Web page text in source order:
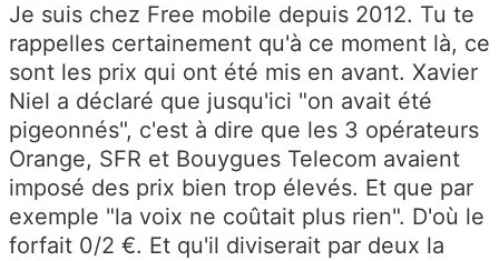
Je suis chez Free mobile depuis 2012. Tu te
rappelles certainement qu'à ce moment là, ce
sont les prix qui ont été mis en avant. Xavier
Niel a déclaré que jusqu'ici "on avait été
pigeonnés", c'est à dire que les 3 opérateurs
Orange, SFR et Bouygues Telecom avaient
imposé des prix bien trop élevés. Et que par
exemple "la voix ne coûtait plus rien". D'où le
forfait 0/2 €. Et qu'il diviserait par deux la